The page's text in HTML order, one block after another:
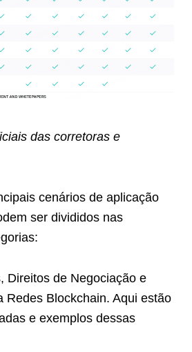
das corretoras e
cenários de aplicação
ser divididos nas
Direitos de Negociação e
Redes Blockchain. Aqui estão
e exemplos dessas